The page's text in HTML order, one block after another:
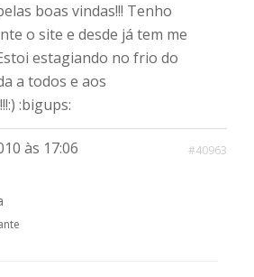
boas vindas!!! Tenho
o site e desde já tem me
estagiando no frio do
a todos e aos
:bigups:
às 17:06 #40963